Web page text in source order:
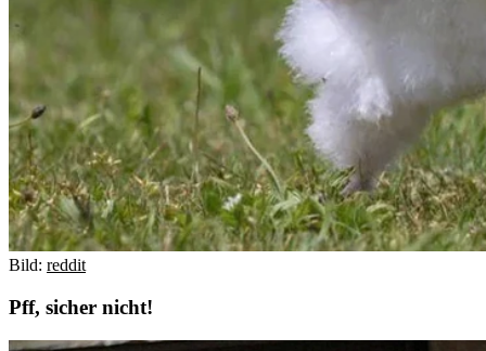
Bild: reddit
Pff, sicher nicht!